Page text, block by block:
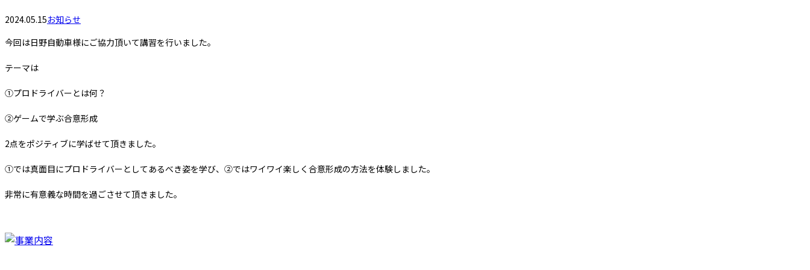
2024.05.15お知らせ
今回は日野自動車様にご協力頂いて講習を行いました。
テーマは
①プロドライバーとは何？
②ゲームで学ぶ合意形成
2点をポジティブに学ばせて頂きました。
①では真面目にプロドライバーとしてあるべき姿を学び、②ではワイワイ楽しく合意形成の方法を体験しました。
非常に有意義な時間を過ごさせて頂きました。